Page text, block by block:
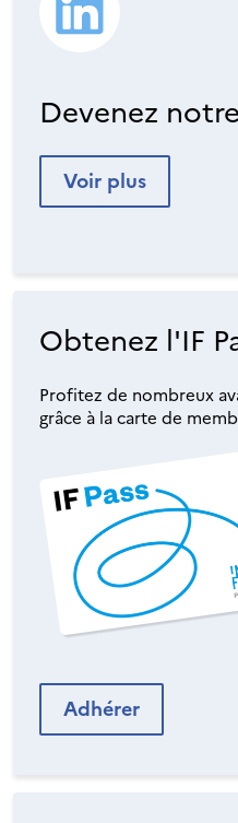
Devenez
Voir plus
Obtenez l'IF
Profitez de nombreux
grâce à la carte de
Adhérer